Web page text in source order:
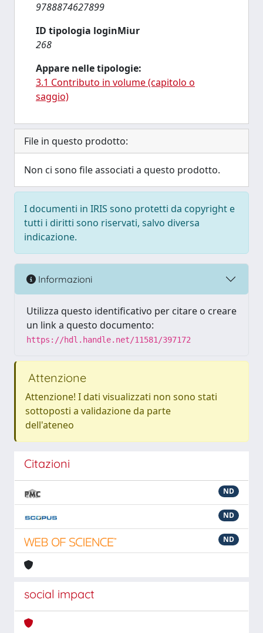
9788874627899
ID tipologia loginMiur
268
Appare nelle tipologie:
3.1 Contributo in volume (capitolo o
saggio)
File in questo prodotto:
Non ci sono file associati a questo prodotto.
I documenti in IRIS sono protetti da copyright e
tutti i diritti sono riservati, salvo diversa
indicazione.
Informazioni
Utilizza questo identificativo per citare o creare
un link a questo documento:
https://hdl.handle.net/11581/397172
Attenzione
Attenzione! I dati visualizzati non sono stati
sottoposti a validazione da parte
dell'ateneo
Citazioni
ND
ND
ND
social impact